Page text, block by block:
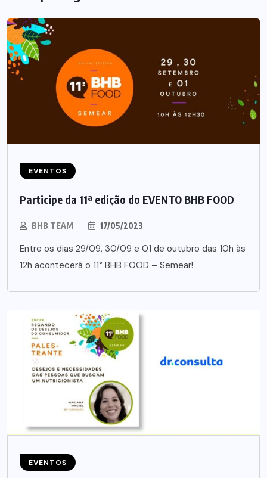
EVENTOS
Participe da 11ª edição do EVENTO BHB FOOD
BHB TEAM 17/05/2023
Entre os dias 29/09, 30/09 e 01 de outubro das 10h às
12h acontecerá o 11° BHB FOOD – Semear!
EVENTOS